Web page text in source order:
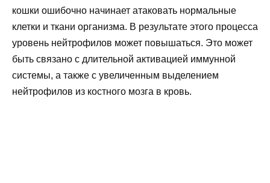
кошки ошибочно начинает атаковать нормальные
клетки и ткани организма. В результате этого процесса
уровень нейтрофилов может повышаться. Это может
быть связано с длительной активацией иммунной
системы, а также с увеличенным выделением
нейтрофилов из костного мозга в кровь.